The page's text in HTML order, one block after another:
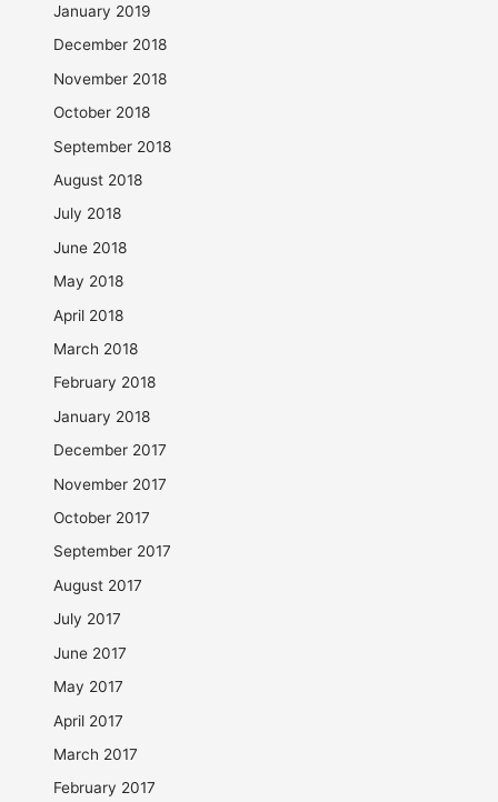
January 2019
December 2018
November 2018
October 2018
September 2018
August 2018
July 2018
June 2018
May 2018
April 2018
March 2018
February 2018
January 2018
December 2017
November 2017
October 2017
September 2017
August 2017
July 2017
June 2017
May 2017
April 2017
March 2017
February 2017